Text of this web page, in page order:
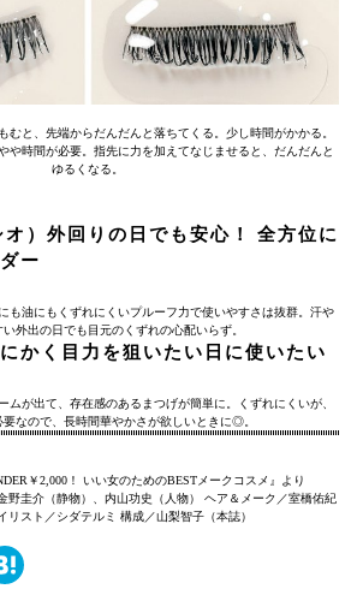
むと、先端からだんだんと落ちてくる。少し時間がかかる。
や時間が必要。指先に力を加えてなじませると、だんだんと
ゆるくなる。
オ）外回りの日でも安心！ 全方位に
ー
も油にもくずれにくいプルーフ力で使いやすさは抜群。汗や
外出の日でも目元のくずれの心配いらず。
かく目力を狙いたい日に使いたい
ムが出て、存在感のあるまつげが簡単に。くずれにくいが、
なので、長時間華やかさが欲しいときに◎。
￥2,000！ いい女のためのBESTメークコスメ』より
野圭介（静物）、内山功史（人物） ヘア＆メーク／室橋佑紀
リスト／シダテルミ 構成／山梨智子（本誌）